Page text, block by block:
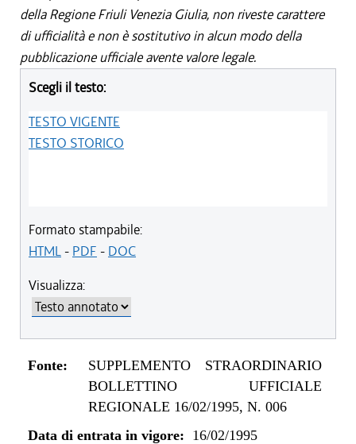
della Regione Friuli Venezia Giulia, non riveste carattere
di ufficialità e non è sostitutivo in alcun modo della
pubblicazione ufficiale avente valore legale.
Scegli il testo:
TESTO VIGENTE
TESTO STORICO
Formato stampabile:
HTML- PDF - DOC
Visualizza:
Fonte:
SUPPLEMENTO STRAORDINARIO
BOLLETTINO UFFICIALE
REGIONALE 16/02/1995, N. 006
Data di entrata in vigore: 16/02/1995